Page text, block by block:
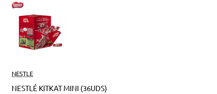
NESTLE
NESTLÉ KITKAT MINI (36UDS)